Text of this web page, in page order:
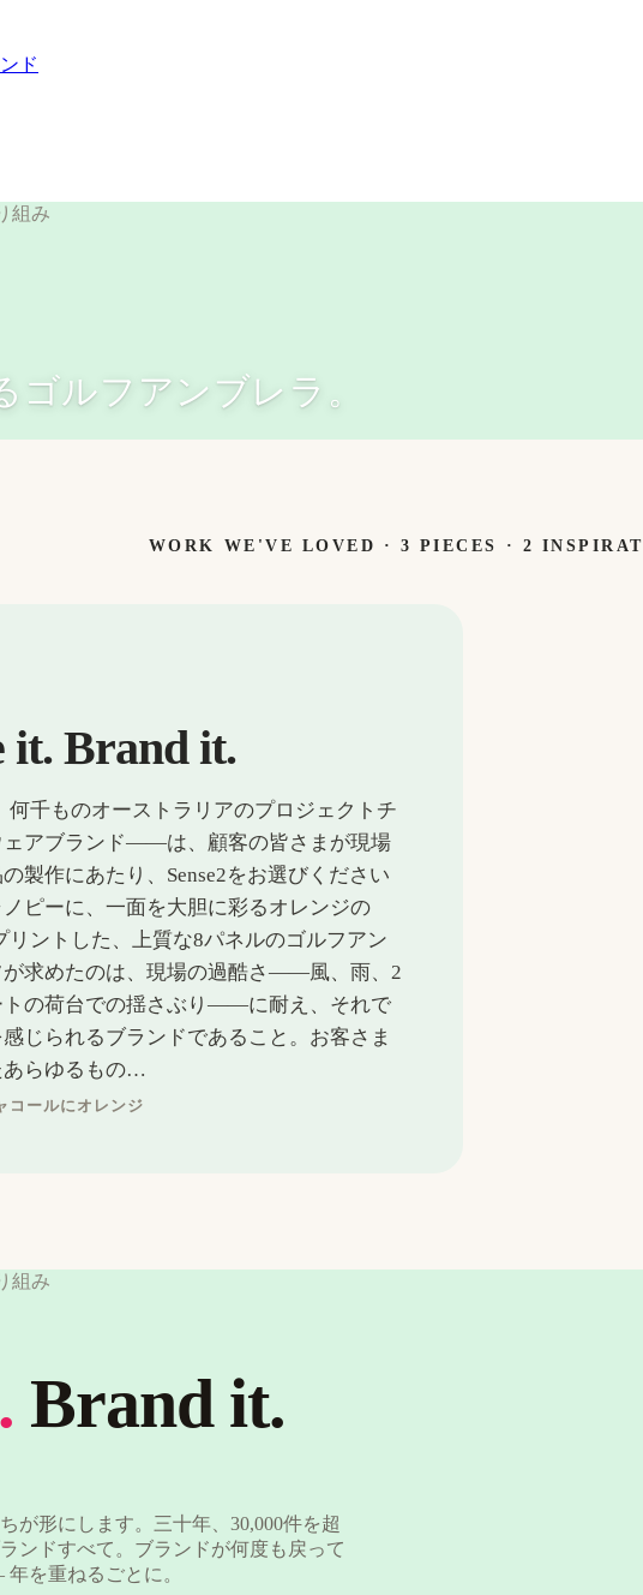
ド
組み
ルフアンブレラ。
WORK WE'VE LOVED · 3 PIECES · 2
it. Brand it.
千ものオーストラリアのプロジェクトチ
ェアブランド——は、顧客の皆さまが現場
製作にあたり、Sense2をお選びください
ピーに、一面を大胆に彩るオレンジの
リントした、上質な8パネルのゴルフアン
が求めたのは、現場の過酷さ——風、雨、2
トの荷台での揺さぶり——に耐え、それで
じられるブランドであること。お客さま
あらゆるもの…
コールにオレンジ
組み
Brand it.
が形にします。三十年、30,000件を超
ンドすべて。ブランドが何度も戻って
を重ねるごとに。